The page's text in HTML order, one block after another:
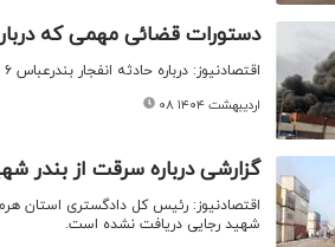
دستورات قضائی مهمی که
اقتصادنیوز: درباره حادثه انفجار بندرعباس ۶ دستور مهم قضایی صادر شد.
۰۸ اردیبهشت ۱۴۰۴
گزارشی درباره سرقت از بندر
اقتصادنیوز: رئیس کل دادگستری استان
شهید رجایی دریافت نشده است.